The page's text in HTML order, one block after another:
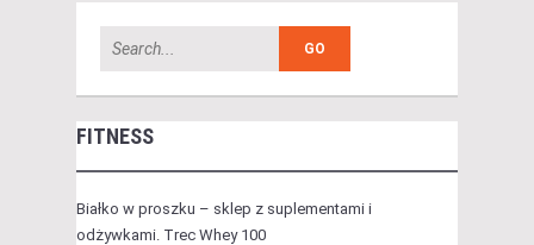
FITNESS
Białko w proszku – sklep z suplementami i
odżywkami. Trec Whey 100